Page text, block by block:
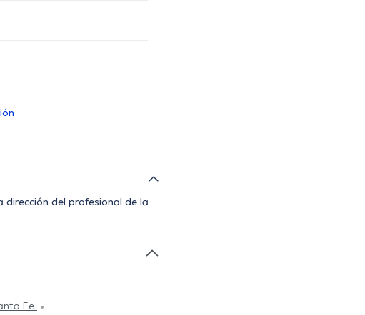
dirección del profesional de la
Fe